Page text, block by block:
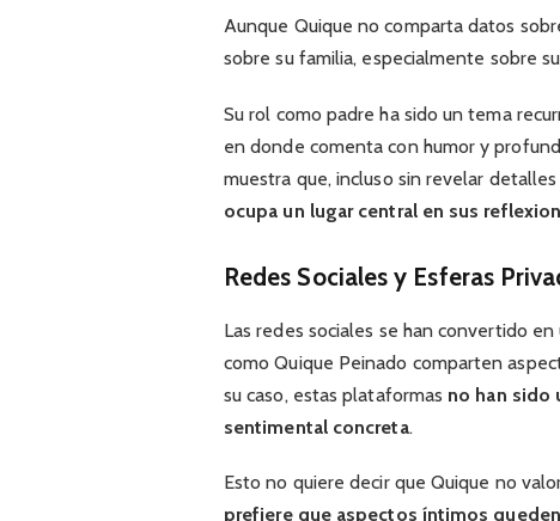
Aunque Quique no comparta datos
sobre su familia, especialmente sobre
Su rol como padre ha sido un tema
en donde comenta con humor y
muestra que, incluso sin revelar
ocupa un lugar central en sus
Redes Sociales y Esferas
Las redes sociales se han convertido
como Quique Peinado comparten
su caso, estas plataformas no han sido
sentimental concreta.
Esto no quiere decir que Quique no
prefiere que aspectos íntimos